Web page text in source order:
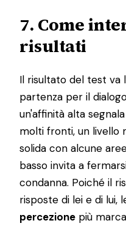
7. Come
risultati
Il risultato del test
partenza per il
un'affinità alta
molti fronti, un livello
solida con alcune
basso invita a
condanna. Poiché il
risposte di lei e di lui,
percezione più